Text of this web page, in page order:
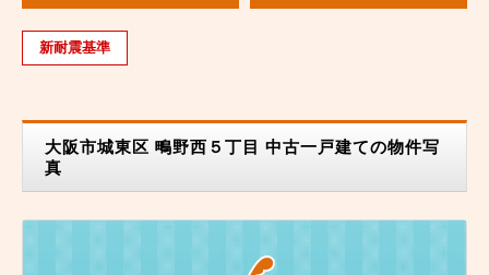
新耐震基準
大阪市城東区 鴫野西５丁目 中古一戸建ての物件写
真